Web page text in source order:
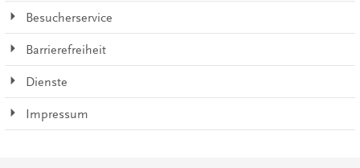
Besucherservice
Barrierefreiheit
Dienste
Impressum